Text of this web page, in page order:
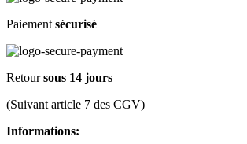
Paiement sécurisé
Retoursous 14 jours
(Suivant article 7 des CGV)
Informations: